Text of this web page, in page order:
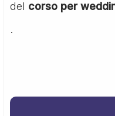
del corso per
.